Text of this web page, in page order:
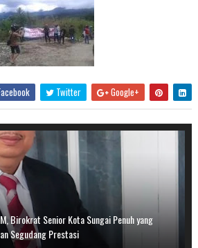
Twitter Google+
Birokrat Senior Kota Sungai Penuh yang
Segudang Prestasi